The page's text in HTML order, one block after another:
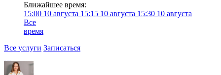
Ближайшее время:
15:00 10 августа 15:15 10 августа 15:30 10 августа
Все
время
Все услуги Записаться